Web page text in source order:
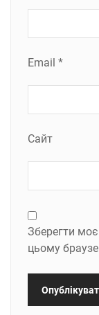
Email *
Сайт
Зберегти
цьому